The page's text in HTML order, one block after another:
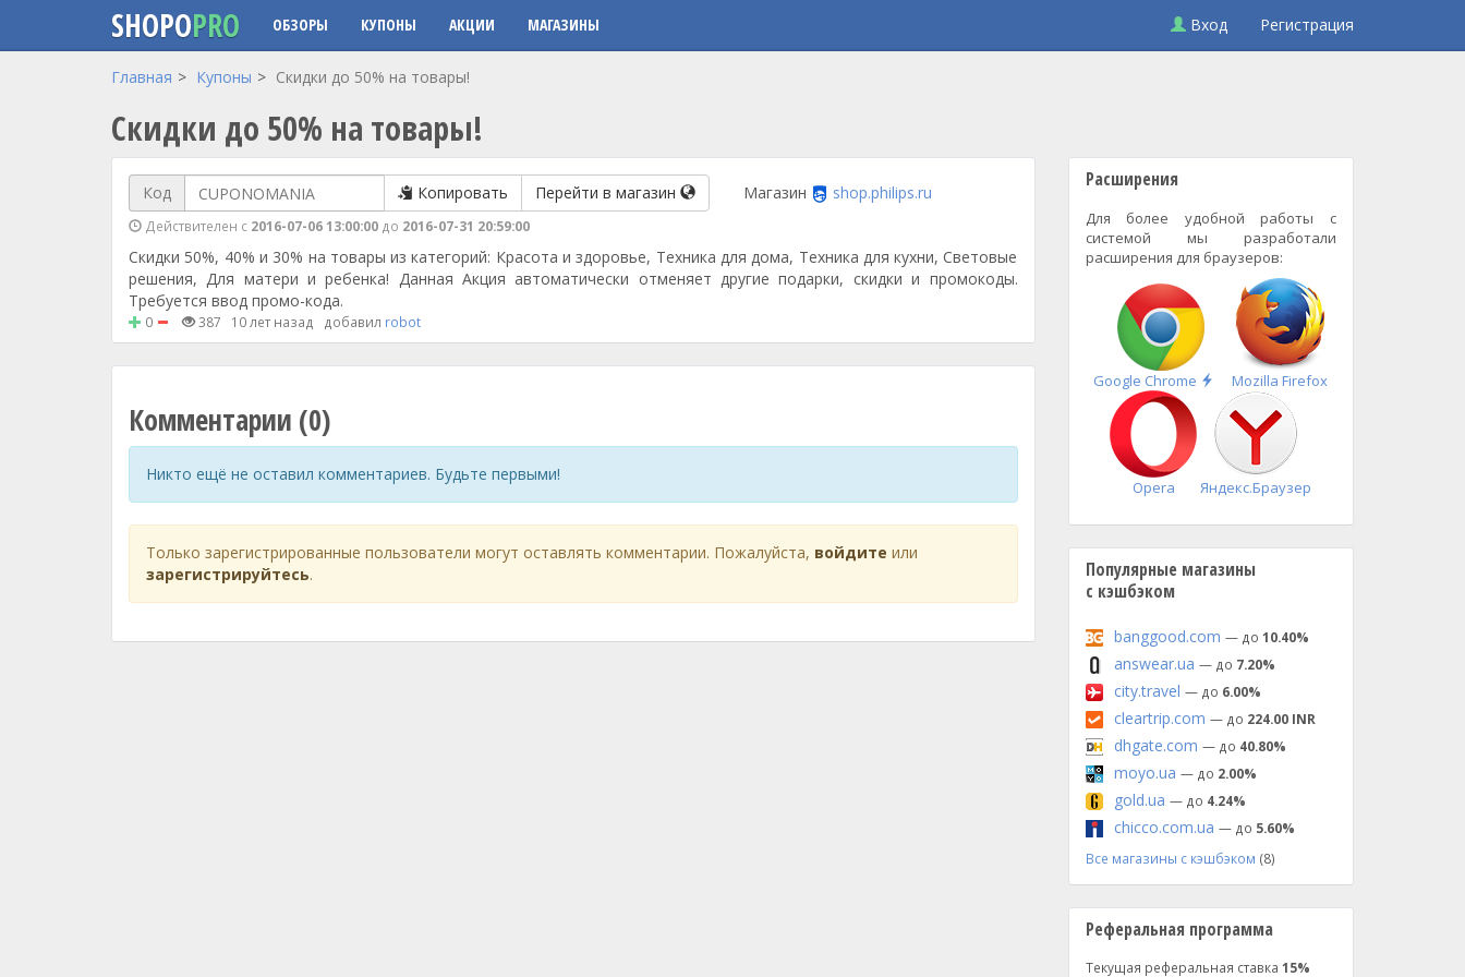
Перейти к основному содержанию
SHOPOPRO ОБЗОРЫ КУПОНЫ АКЦИИ МАГАЗИНЫ Вход Регистрация
Главная Купоны Скидки до 50% на товары!
Скидки до 50% на товары!
Код Копировать Перейти в магазин
Действителен с 2016-07-06 13:00:00 до 2016-07-31 20:59:00
Магазин shop.philips.ru
Скидки 50%, 40% и 30% на товары из категорий: Красота и здоровье, Техника для дома, Техника для кухни, Световые
решения, Для матери и ребенка! Данная Акция автоматически отменяет другие подарки, скидки и промокоды.
Требуется ввод промо-кода.
0 387 10 лет назад добавил robot
Комментарии (0)
Никто ещё не оставил комментариев. Будьте первыми!
Только зарегистрированные пользователи могут оставлять комментарии. Пожалуйста, войдите или
зарегистрируйтесь.
Расширения
Для более удобной работы с
системой мы разработали
расширения для браузеров:
Google Chrome
Быстрая
установка
Mozilla Firefox
Opera Яндекс.Браузер
Популярные магазины
с кэшбэком
banggood.com — до 10.40%
answear.ua — до 7.20%
city.travel — до 6.00%
cleartrip.com — до 224.00 INR
dhgate.com — до 40.80%
moyo.ua — до 2.00%
gold.ua — до 4.24%
chicco.com.ua — до 5.60%
Все магазины с кэшбэком (8)
Реферальная программа
Текущая реферальная ставка 15%